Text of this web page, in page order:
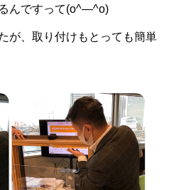
んですって(o^―^o)
が、取り付けもとっても簡単